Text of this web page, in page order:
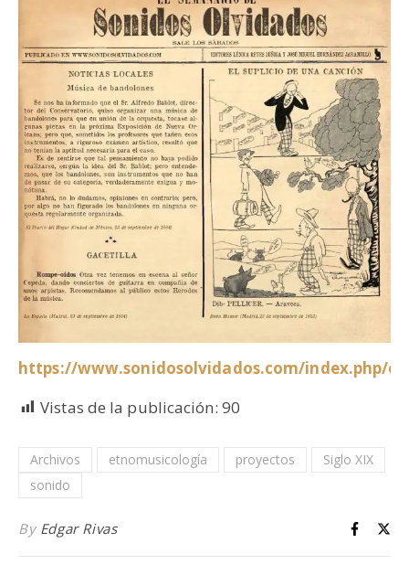
https://www.sonidosolvidados.com/index.php/es
Vistas de la publicación: 90
Archivos etnomusicología proyectos
Siglo XIX
sonido
By Edgar Rivas